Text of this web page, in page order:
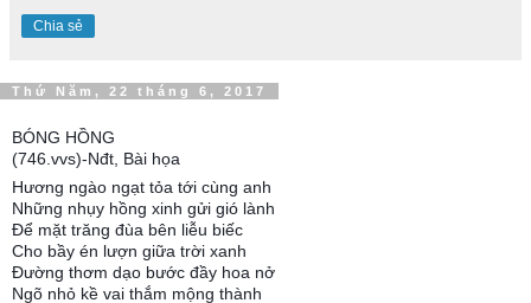
Chia sẻ
Thứ Năm, 22 tháng 6, 2017
BÓNG HỒNG
(746.vvs)-Nđt, Bài họa
Hương ngào ngạt tỏa tới cùng anh
Những nhụy hồng xinh gửi gió lành
Để mặt trăng đùa bên liễu biếc
Cho bầy én lượn giữa trời xanh
Đường thơm dạo bước đầy hoa nở
Ngõ nhỏ kề vai thắm mộng thành